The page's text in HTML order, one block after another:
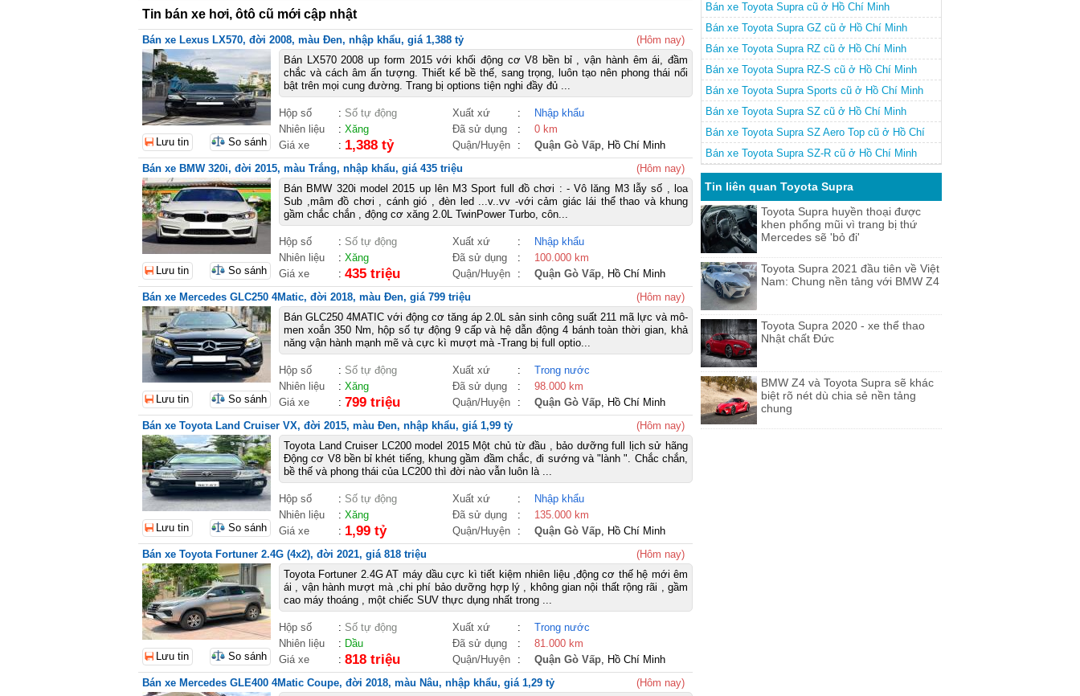
Tin bán xe hơi, ôtô cũ mới cập nhật
Bán xe Lexus LX570, đời 2008, màu Đen, nhập khẩu, giá 1,388 tỷ
(Hôm nay)
Bán LX570 2008 up form 2015 với khối động cơ V8 bền bỉ , vận hành êm ái, đầm
chắc và cách âm ấn tượng. Thiết kế bề thế, sang trọng, luôn tạo nên phong thái nổi
bật trên mọi cung đường. Trang bị options tiện nghi đầy đủ ...
Hộp số : Số tự động Xuất xứ :
Nhập khẩu
Nhiên liệu
: Xăng Đã sử dụng :
0 km
Giá xe
: 1,388 tỷ Quận/Huyện : Quận Gò Vấp, Hồ Chí Minh
Lưu tin So sánh
Bán xe BMW 320i, đời 2015, màu Trắng, nhập khẩu, giá 435 triệu
(Hôm nay)
Bán BMW 320i model 2015 up lên M3 Sport full đồ chơi : - Vô lăng M3 lẫy số , loa
Sub ,mâm đồ chơi , cánh gió , đèn led ...v..vv -với cảm giác lái thể thao và khung
gầm chắc chắn , động cơ xăng 2.0L TwinPower Turbo, côn...
Hộp số : Số tự động Xuất xứ :
Nhập khẩu
Nhiên liệu
: Xăng Đã sử dụng :
100.000 km
Giá xe
: 435 triệu Quận/Huyện : Quận Gò Vấp, Hồ Chí Minh
Lưu tin So sánh
Bán xe Mercedes GLC250 4Matic, đời 2018, màu Đen, giá 799 triệu
(Hôm nay)
Bán GLC250 4MATIC với động cơ tăng áp 2.0L sản sinh công suất 211 mã lực và mô-
men xoắn 350 Nm, hộp số tự động 9 cấp và hệ dẫn động 4 bánh toàn thời gian, khả
năng vận hành mạnh mẽ và cực kì mượt mà -Trang bị full optio...
Hộp số : Số tự động Xuất xứ :
Trong nước
Nhiên liệu
: Xăng Đã sử dụng :
98.000 km
Giá xe
: 799 triệu Quận/Huyện : Quận Gò Vấp, Hồ Chí Minh
Lưu tin So sánh
Bán xe Toyota Land Cruiser VX, đời 2015, màu Đen, nhập khẩu, giá 1,99 tỷ
(Hôm nay)
Toyota Land Cruiser LC200 model 2015 Một chủ từ đầu , bảo dưỡng full lịch sử hãng
Động cơ V8 bền bỉ khét tiếng, khung gầm đầm chắc, đi sướng và "lành ". Chắc chắn,
bề thế và phong thái của LC200 thì đời nào vẫn luôn là ...
Hộp số : Số tự động Xuất xứ :
Nhập khẩu
Nhiên liệu
: Xăng Đã sử dụng :
135.000 km
Giá xe
: 1,99 tỷ Quận/Huyện : Quận Gò Vấp, Hồ Chí Minh
Lưu tin So sánh
Bán xe Toyota Fortuner 2.4G (4x2), đời 2021, giá 818 triệu
(Hôm nay)
Toyota Fortuner 2.4G AT máy dầu cực kì tiết kiệm nhiên liệu ,động cơ thế hệ mới êm
ái , vận hành mượt mà ,chi phí bảo dưỡng hợp lý , không gian nội thất rộng rãi , gầm
cao máy thoáng , một chiếc SUV thực dụng nhất trong ...
Hộp số : Số tự động Xuất xứ :
Trong nước
Nhiên liệu
: Dầu Đã sử dụng :
81.000 km
Giá xe
: 818 triệu Quận/Huyện : Quận Gò Vấp, Hồ Chí Minh
Lưu tin So sánh
Bán xe Mercedes GLE400 4Matic Coupe, đời 2018, màu Nâu, nhập khẩu, giá 1,29 tỷ
(Hôm nay)
Bán xe Toyota Supra cũ ở Hồ Chí Minh
Bán xe Toyota Supra GZ cũ ở Hồ Chí Minh
Bán xe Toyota Supra RZ cũ ở Hồ Chí Minh
Bán xe Toyota Supra RZ-S cũ ở Hồ Chí Minh
Bán xe Toyota Supra Sports cũ ở Hồ Chí Minh
Bán xe Toyota Supra SZ cũ ở Hồ Chí Minh
Bán xe Toyota Supra SZ Aero Top cũ ở Hồ Chí
Minh
Bán xe Toyota Supra SZ-R cũ ở Hồ Chí Minh
Tin liên quan Toyota Supra
Toyota Supra huyền thoại được
khen phổng mũi vì trang bị thứ
Mercedes sẽ 'bỏ đi'
Toyota Supra 2021 đầu tiên về Việt
Nam: Chung nền tảng với BMW Z4
Toyota Supra 2020 - xe thể thao
Nhật chất Đức
BMW Z4 và Toyota Supra sẽ khác
biệt rõ nét dù chia sẻ nền tảng
chung